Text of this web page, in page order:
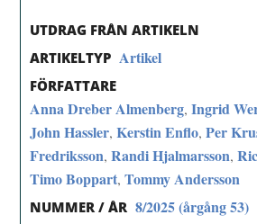
UTDRAG FRÅN ARTIKELN
ARTIKELTYP Artikel
FÖRFATTARE
Anna Dreber Almenberg,Ingrid
John Hassler,Kerstin Enflo,Per
Fredriksson,Randi Hjalmarsson,
Timo Boppart,Tommy Andersson
NUMMER / ÅR 8/2025 (årgång 53)